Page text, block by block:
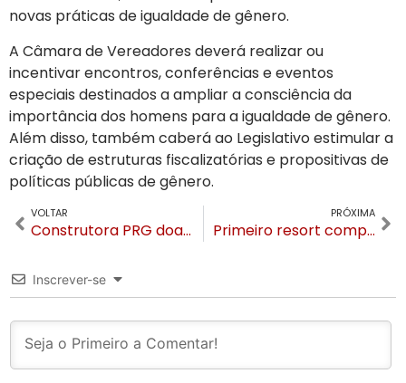
novas práticas de igualdade de gênero.
A Câmara de Vereadores deverá realizar ou
incentivar encontros, conferências e eventos
especiais destinados a ampliar a consciência da
importância dos homens para a igualdade de gênero.
Além disso, também caberá ao Legislativo estimular a
criação de estruturas fiscalizatórias e propositivas de
políticas públicas de gênero.
VOLTAR
Construtora PRG doa recurso ao Fundo de Cultura e adere ao Selo Amigo da Cultura de Gramado
PRÓXIMA
Primeiro resort compartilhado de Canela deve gerar 350 empregos diretos e 250 indiretos
Inscrever-se